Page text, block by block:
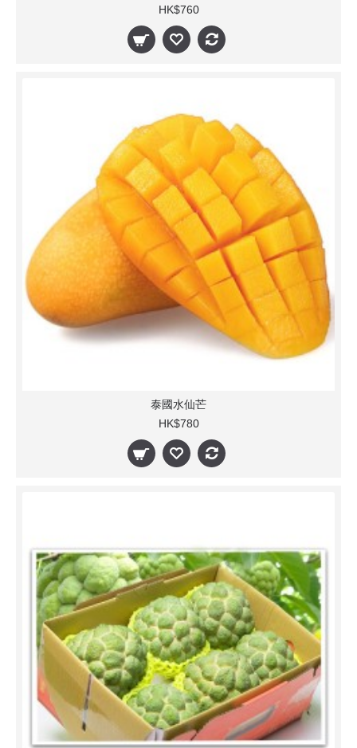
HK$760
泰國水仙芒
HK$780